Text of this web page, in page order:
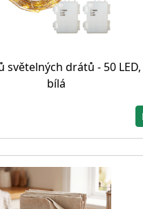
světelných drátů - 50
bílá